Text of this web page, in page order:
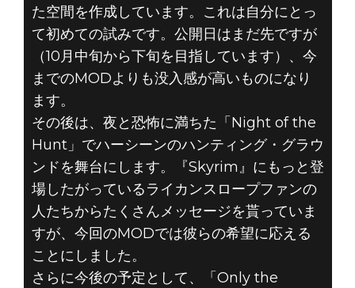
た空間を作成しています。これは自分にとっ
て初めての試みです。公開日はまだ先ですが
（10月中旬から下旬を目指しています）、今
までのMODよりも没入感が高いものになり
ます。
その後は、夜と恐怖に満ちた「Night of the
Hunt」でハーシーンのハンティング・グラウ
ンドを舞台にします。『Skyrim』にもっと登
場したがっているライカンスロープファンの
人たちからたくさんメッセージを貰っていま
すが、今回のMODでは彼らの希望に応える
ことにしました。
さらに今後の予定として、「Only the